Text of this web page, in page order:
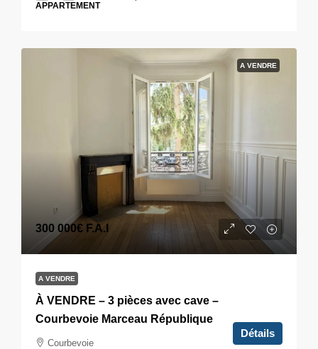
APPARTEMENT
A VENDRE
300 000€ F.A.I
A VENDRE
À VENDRE – 3 pièces avec cave –
Courbevoie Marceau République
Courbevoie
Détails